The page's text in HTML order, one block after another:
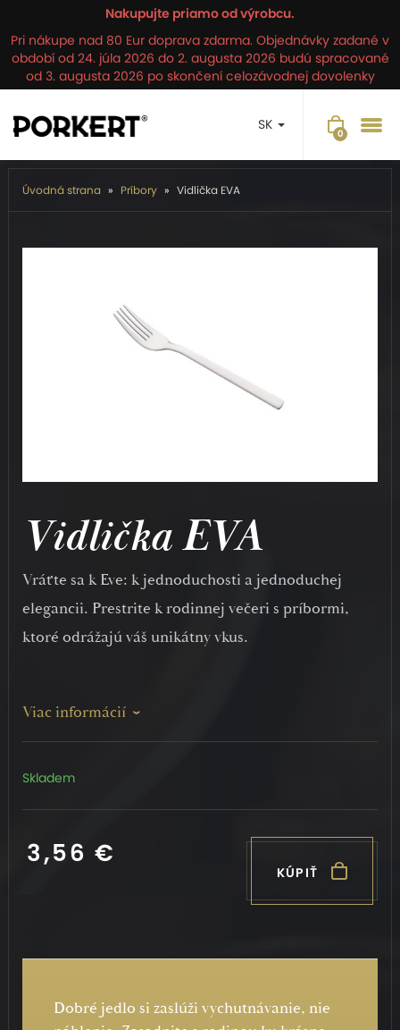
Nakupujte priamo od výrobcu.
Pri nákupe nad 80 Eur doprava zdarma. Objednávky zadané v
období od 24. júla 2026 do 2. augusta 2026 budú spracované
od 3. augusta 2026 po skončení celozávodnej dovolenky
SK
Úvodná strana Príbory Vidlička EVA
Vidlička EVA
Vráťte sa k Eve: k jednoduchosti a jednoduchej
elegancii. Prestrite k rodinnej večeri s príbormi,
ktoré odrážajú váš unikátny vkus.
Viac informácií
Skladem
3,56 €
KÚPIŤ
Dobré jedlo si zaslúži vychutnávanie, nie